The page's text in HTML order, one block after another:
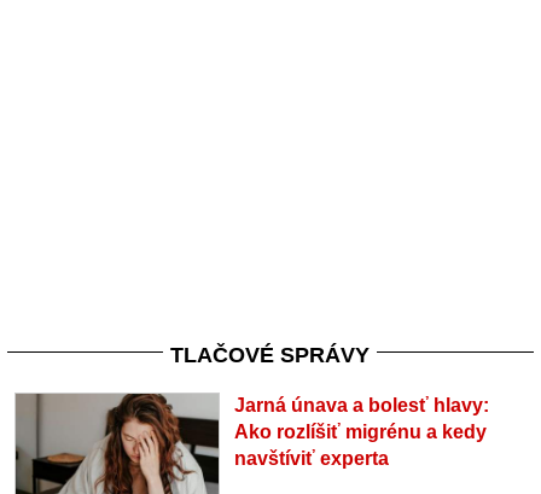
TLAČOVÉ SPRÁVY
Jarná únava a bolesť hlavy:
Ako rozlíšiť migrénu a kedy
navštíviť experta